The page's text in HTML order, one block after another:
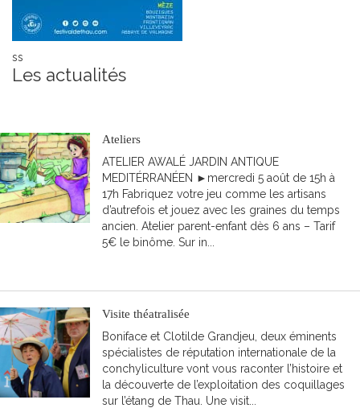
/
Actualités
ss
Les actualités
Ateliers
ATELIER AWALÉ JARDIN ANTIQUE
MEDITÉRRANÉEN ►mercredi 5 août de 15h à
17h Fabriquez votre jeu comme les artisans
d’autrefois et jouez avec les graines du temps
ancien. Atelier parent-enfant dès 6 ans – Tarif
5€ le binôme. Sur in...
Visite théatralisée
Boniface et Clotilde Grandjeu, deux éminents
spécialistes de réputation internationale de la
conchyliculture vont vous raconter l’histoire et
la découverte de l’exploitation des coquillages
sur l’étang de Thau. Une visit...